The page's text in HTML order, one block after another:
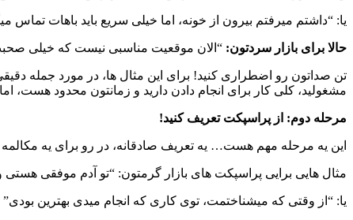
یا: “داشتم میرفتم بیرون از خونه، اما خیلی سریع باید باهات تماس
حالا برای بازار سردتون: “الان موقعیت مناسبی نیست که خیلی
تن صداتون رو اضطراری کنید! برای این مثال ها، در مورد جمله
مشغولید، کلی کار برای انجام دادن دارید و زمانتون محدود هست،
مرحله دوم: از پراسپکت تعریف کنید!
این یه مرحله مهم هست… یه تعریف صادقانه، در رو برای یه
مثال هایی برایی پراسپکت های بازار گرمتون: “تو آدم موفقی
یا: “از وقتی که میشناختمت، توی کاری که انجام میدی بهترین بودی”